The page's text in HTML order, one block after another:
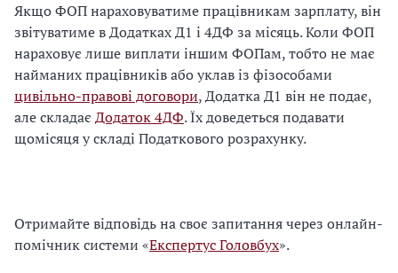
Якщо ФОП нараховуватиме працівникам зарплату, він
звітуватиме в Додатках Д1 і 4ДФ за місяць. Коли ФОП
нараховує лише виплати іншим ФОПам, тобто не має
найманих працівників або уклав із фізособами
цивільно-правові договори, Додатка Д1 він не подає,
але складає Додаток 4ДФ. Їх доведеться подавати
щомісяця у складі Податкового розрахунку.
Отримайте відповідь на своє запитання через онлайн-
помічник системи «Експертус Головбух».